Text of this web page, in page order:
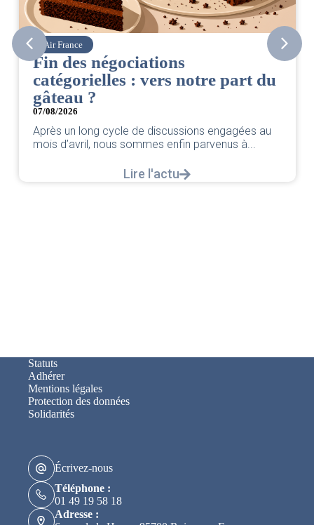
vers notre part du
discussions engagées au
enfin parvenus à...
CSE. Juillet
06/08/2026|ACCÈS
Statuts
Adhérer
Mentions légales
Protection des données
Solidarités
Écrivez-nous
Téléphone :
01 49 19 58 18
Adresse :